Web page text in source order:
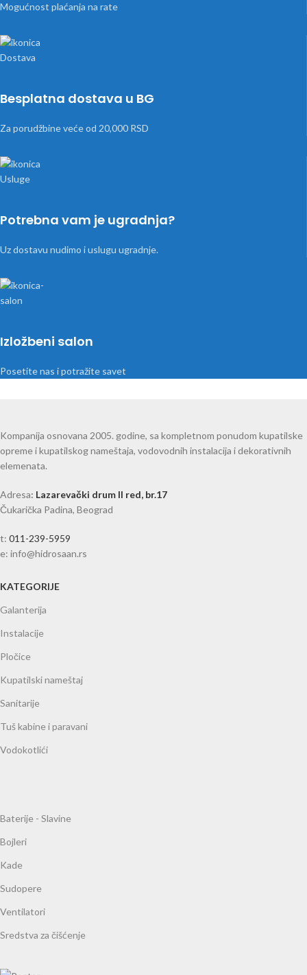
Mogućnost plaćanja na rate
Besplatna dostava u BG
Za porudžbine veće od 20,000 RSD
Potrebna vam je ugradnja?
Uz dostavu nudimo i uslugu ugradnje.
Izložbeni salon
Posetite nas i potražite savet
Kompanija osnovana 2005. godine, sa kompletnom ponudom kupatilske
opreme i kupatilskog nameštaja, vodovodnih instalacija i dekorativnih
elemenata.
Adresa: Lazarevački drum II red, br.17
Čukarička Padina, Beograd
t: 011-239-5959
e: info@hidrosaan.rs
KATEGORIJE
Galanterija
Instalacije
Pločice
Kupatilski nameštaj
Sanitarije
Tuš kabine i paravani
Vodokotlići
Baterije - Slavine
Bojleri
Kade
Sudopere
Ventilatori
Sredstva za čišćenje